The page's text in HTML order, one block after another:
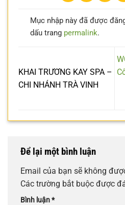
Mục nhập này đã được
dấu trang permalink.
KHAI TRƯƠNG KAY SPA –
CHI NHÁNH TRÀ VINH
Để lại một bình luận
Email của bạn sẽ không
Các trường bắt buộc được
Bình luận*